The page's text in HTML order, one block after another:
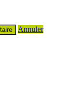
Annuler